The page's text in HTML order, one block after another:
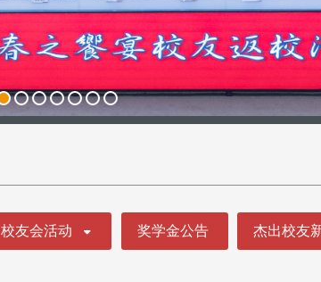
校友会活动 奖学金公告 杰出校友